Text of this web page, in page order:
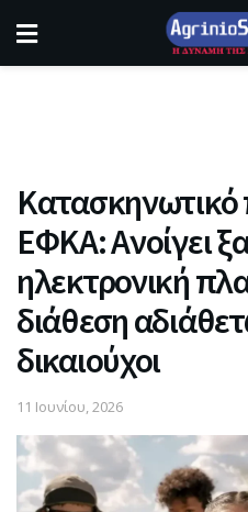
ΕΦΚΑ: Ανοίγει
ηλεκτρονική
διάθεση
δικαιούχοι
11 Ιουνίου, 2026